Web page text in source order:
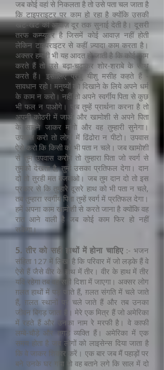
जब कोई वहां से निकलता है तो उसे पता चल जाता है
कि टाइपराइटर पर काम हो रहा है क्योंकि उसकी
खट-खट की आवाज़ दूर तक सुनाई देती है। दूसरी
तरफ कम्प्यूटर है जिसमें कोई आवाज़ नहीं होती
लेकिन टाइपराइटर से कहीं ज़्यादा काम करता है।
अक्सर हमारी भी यह आदत हो जाती है कि कोई काम
करते हैं तो उसे बढ़ा-चढ़ाकर शोर-शराबे के साथ
करते हैं। इसीलिए प्रभु यीशु मसीह कहते हैं -
सावधान रहो ! मनुष्यों को दिखाने के लिये अपने धर्म
के काम न करो। नहीं तो अपने स्वर्गीय पिता से कुछ
भी फल न पाओगे। जब तुम्हें प्रार्थना करना है तो
अपनी कोठरी में जाओ और खामोशी से अपने पिता
के सामने जाकर मांगो और वह तुम्हारी सुनेगा।
उपवास करो तो लोगों में ढिंढोरा न पीटो। उपवास
ऐसे करो कि किसी को भी पता न चले। जब खामोशी
से तुम उपवास करोगे तो तुम्हारा पिता जो स्वर्ग से
तुमको देखता है, तुम्हें उसका प्रतिफल देगा। दान
दो तो तुरही मत बजवाओ। जब तुम दान दो तो इस
प्रकार से कि तुम्हारे दूसरे हाथ को भी पता न चले,
तब तुम्हारा स्वर्गीय पिता तुम्हें स्वर्ग में प्रतिफल देगा।
हमें अपना काम खामोशी से करते जाना है क्योंकि वह
रात आने वाली है जब कोई काम फिर हो नहीं
सकेगा।
5. तीर को सही हाथों में होना चाहिए :- भजन
संहिता 127 में लिखा है कि परिवार में जो लड़के हैं वे
ऐसे हैं जैसे वीर के हाथ में तीर। वीर के हाथ में तीर
यदि रहेगा तब वह सही दिशा में जाएगा। अक्सर लोग
ग़लत हाथों में पड़ जाते हैं, ग़लत संगति में चले जाते
हैं, ग़लत स्थानों पर चले जाते हैं और तब उनका
जीवन बिगड़ जाता है। मेरे एक मित्र हैं जो अमेरिका
में रहते हैं और उनका नाम रे मरफी है। वे काफी
लम्बे-चौड़े और तगड़े व्यक्ति हैं। अमेरिका में एक
समय होता है जब लोगों को लाइसेन्स दिया जाता है
कि वे जाकर शिकार करें। एक बार जब मैं पहाड़ों पर
बने उनके घर गया तो वह बताने लगे कि साल में दो